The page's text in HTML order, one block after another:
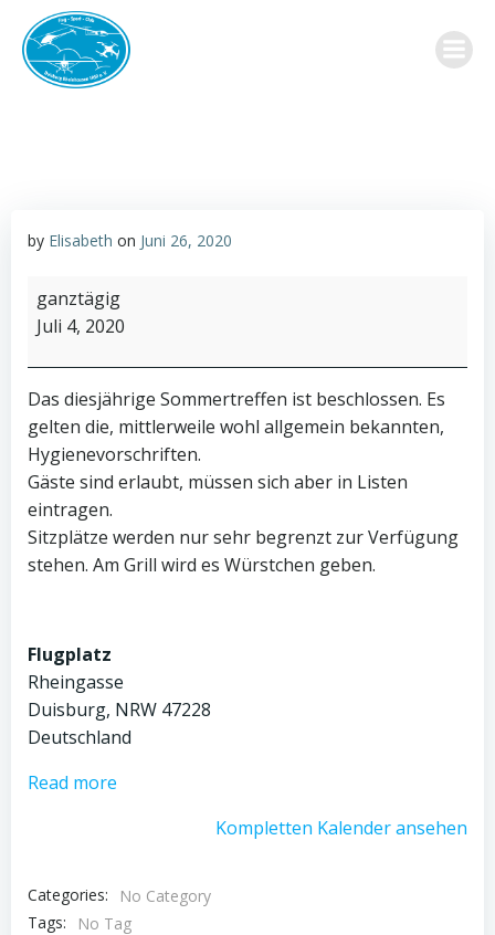
by Elisabeth on Juni 26, 2020
Sommertreffen
2020
ganztägig
Juli 4, 2020
Das diesjährige Sommertreffen ist beschlossen. Es
gelten die, mittlerweile wohl allgemein bekannten,
Hygienevorschriften.
Gäste sind erlaubt, müssen sich aber in Listen
eintragen.
Sitzplätze werden nur sehr begrenzt zur Verfügung
stehen. Am Grill wird es Würstchen geben.
Flugplatz
Rheingasse
Duisburg, NRW 47228
Deutschland
Read more
Kompletten Kalender ansehen
Categories:
No Category
Tags:
No Tag